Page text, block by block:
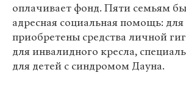
оплачивает фонд. Пяти семьям
адресная социальная помощь:
приобретены средства личной
для инвалидного кресла,
для детей с синдромом Дауна.